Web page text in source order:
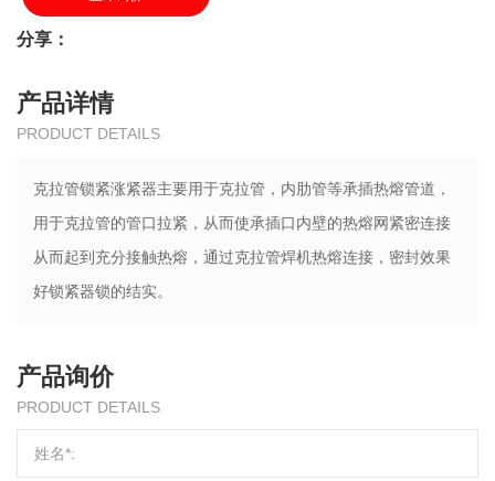
分享：
产品详情
PRODUCT DETAILS
克拉管锁紧涨紧器主要用于克拉管，内肋管等承插热熔管道，
用于克拉管的管口拉紧，从而使承插口内壁的热熔网紧密连接
从而起到充分接触热熔，通过克拉管焊机热熔连接，密封效果
好锁紧器锁的结实。
产品询价
PRODUCT DETAILS